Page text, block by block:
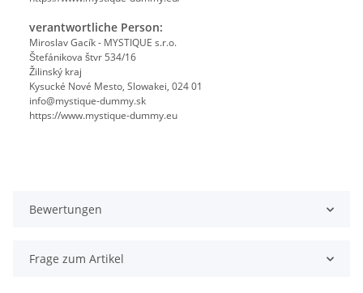
verantwortliche Person:
Miroslav Gacík - MYSTIQUE s.r.o.
Štefánikova štvr 534/16
Žilinský kraj
Kysucké Nové Mesto, Slowakei, 024 01
info@mystique-dummy.sk
https://www.mystique-dummy.eu
Bewertungen
Frage zum Artikel